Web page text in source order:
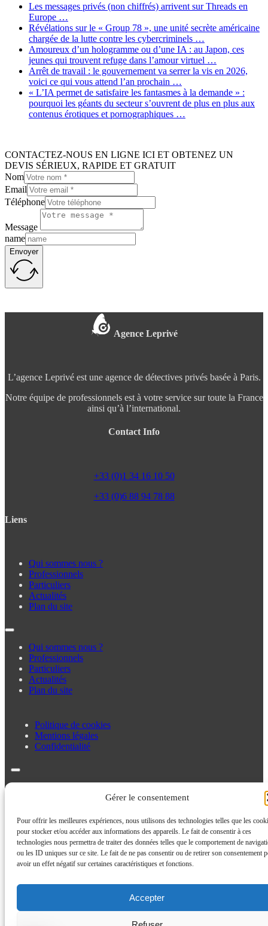
Gérer le consentement
Pour offrir les meilleures expériences, nous utilisons des technologies telles que les
pour stocker et/ou accéder aux informations des appareils. Le fait de consentir à ces
technologies nous permettra de traiter des données telles que le comportement de
ou les ID uniques sur ce site. Le fait de ne pas consentir ou de retirer son consentement
avoir un effet négatif sur certaines caractéristiques et fonctions.
Accepter
Les messages privés (non chiffrés) arrivent sur Threads en
Europe …
Révélations sur le « Group 78 », une unité secrète américaine
chargée de la lutte contre les cybercriminels …
Amoureux d’un hologramme ou d’une IA : au Japon, ces
jeunes qui trouvent refuge dans l’amour virtuel …
Arrêt de travail : le gouvernement va serrer la vis en 2026,
voici ce qui vous attend l’an prochain …
« L’IA permet de satisfaire les fantasmes à la demande » :
pourquoi les géants du secteur s’ouvrent de plus en plus aux
contenus érotiques et pornographiques …
CONTACTEZ-NOUS EN LIGNE ICI ET OBTENEZ UN
DEVIS SÉRIEUX, RAPIDE ET GRATUIT
Nom
Email
Téléphone
Message
name
Envoyer
Agence Leprivé
L’agence Leprivé est une agence de détectives privés basée à Paris.
Notre équipe de professionnels est à votre service sur toute la France
ainsi qu’à l’international.
Contact Info
+33 (0)1 34 16 10 50
+33 (0)6 88 94 78 88
Liens
Qui sommes nous ?
Professionnels
Particuliers
Actualités
Plan du site
Qui sommes nous ?
Professionnels
Particuliers
Actualités
Plan du site
Politique de cookies
Mentions légales
Confidentialité